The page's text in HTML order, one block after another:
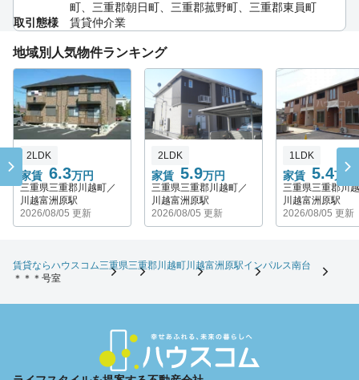
町、三重郡朝日町、三重郡菰野町、三重郡東員町
取引態様
賃貸仲介業
地域別人気物件ランキング
家賃 6.3万円
2LDK
三重県三重郡川越町／
川越富洲原駅
2026/08/05 更新
家賃 5.9万円
2LDK
三重県三重郡川越町／
川越富洲原駅
2026/08/05 更新
家賃 5.4万円
1LDK
三重県三重郡川
川越富洲原駅
2026/08/05 更新
賃貸ならハウスコム三重県三重郡川越町川越富洲原駅インパルス南台
＊＊＊号室